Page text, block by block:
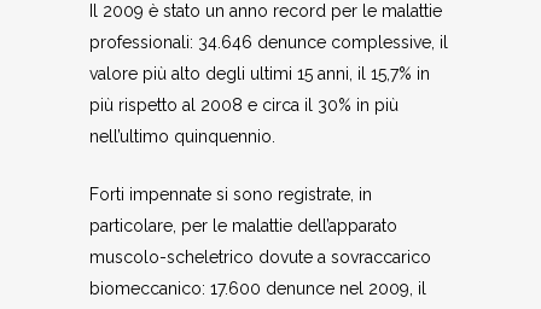
Il 2009 è stato un anno record per le malattie
professionali: 34.646 denunce complessive, il
valore più alto degli ultimi 15 anni, il 15,7% in
più rispetto al 2008 e circa il 30% in più
nell’ultimo quinquennio.
Forti impennate si sono registrate, in
particolare, per le malattie dell’apparato
muscolo-scheletrico dovute a sovraccarico
biomeccanico: 17.600 denunce nel 2009, il